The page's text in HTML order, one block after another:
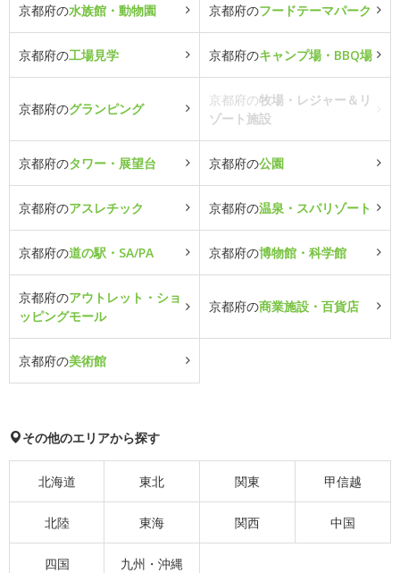
京都府の水族館・動物園 京都府のフードテーマパーク
京都府の工場見学 京都府のキャンプ場・BBQ場
京都府のグランピング
京都府の牧場・レジャー＆リ
ゾート施設
京都府のタワー・展望台 京都府の公園
京都府のアスレチック 京都府の温泉・スパリゾート
京都府の道の駅・SA/PA 京都府の博物館・科学館
京都府のアウトレット・ショ
ッピングモール
京都府の商業施設・百貨店
京都府の美術館
その他のエリアから探す
北海道 東北 関東 甲信越
北陸 東海 関西 中国
四国 九州・沖縄